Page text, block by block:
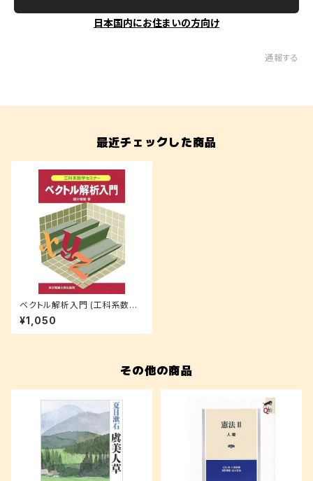
日本国内にお住まいの方向け
通報する
最近チェックした商品
ベクトル解析入門 (工科系数学
セミナー)
¥1,050
その他の商品